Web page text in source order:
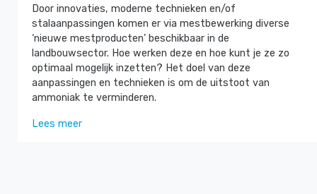
Door innovaties, moderne technieken en/of
stalaanpassingen komen er via mestbewerking diverse
‘nieuwe mestproducten’ beschikbaar in de
landbouwsector. Hoe werken deze en hoe kunt je ze zo
optimaal mogelijk inzetten? Het doel van deze
aanpassingen en technieken is om de uitstoot van
ammoniak te verminderen.
Lees meer